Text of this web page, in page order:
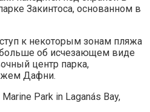
Закинтоса, основанном в
к некоторым зонам пляжа
больше об исчезающем виде
центр парка,
Дафни.
Park in Laganás Bay,